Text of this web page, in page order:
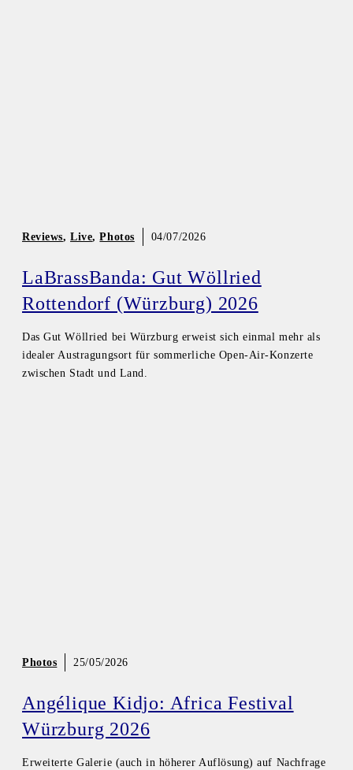
Reviews,Live,Photos 04/07/2026
LaBrassBanda: Gut Wöllried
Rottendorf (Würzburg) 2026
Das Gut Wöllried bei Würzburg erweist sich einmal mehr als
idealer Austragungsort für sommerliche Open-Air-Konzerte
zwischen Stadt und Land.
Photos 25/05/2026
Angélique Kidjo: Africa Festival
Würzburg 2026
Erweiterte Galerie (auch in höherer Auflösung) auf Nachfrage